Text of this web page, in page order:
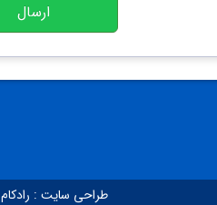
ارسال
طراحی سایت : رادکام